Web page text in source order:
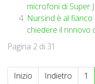
microfoni di Super J
Nursind è al
chiedere il rinnovo
Pagina 2 di 31
Inizio Indietro 1